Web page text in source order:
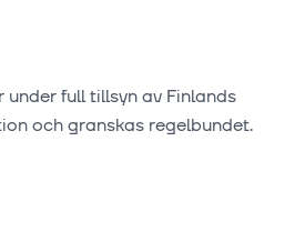
under full tillsyn av Finlands
och granskas regelbundet.